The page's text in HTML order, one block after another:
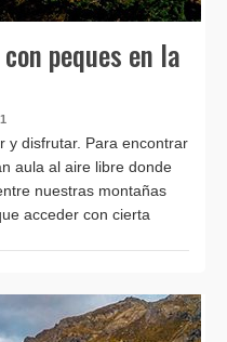
peques en la
y disfrutar. Para encontrar
aula al aire libre donde
nuestras montañas
acceder con cierta